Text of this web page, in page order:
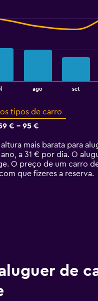
ago set
tipos de carro
€ - 95 €
mais barata para
a 31 € por dia. O
O preço de um carro
que fizeres a reserva.
de